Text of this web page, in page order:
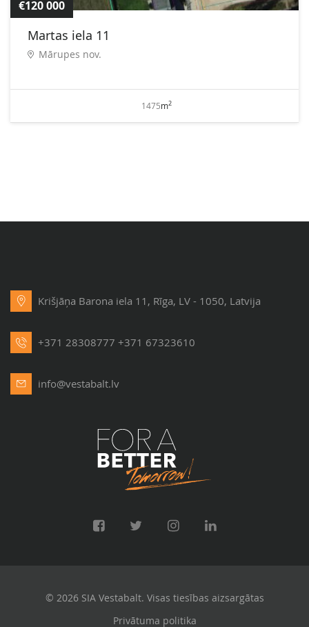
€120 000
Martas iela 11
Mārupes nov.
1475m2
Krišjāņa Barona iela 11, Rīga, LV - 1050, Latvija
+371 28308777 +371 67323610
info@vestabalt.lv
© 2026 SIA Vestabalt. Visas tiesības aizsargātas
Privātuma politika